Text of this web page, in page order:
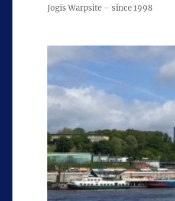
Jogis Warpsite – since 1998